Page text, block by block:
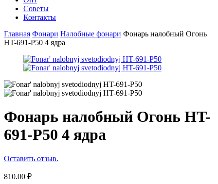
Советы
Контакты
Главная Фонари Налобные фонари Фонарь налобный Огонь
HT-691-P50 4 ядра
Фонарь налобный Огонь HT-
691-P50 4 ядра
Оставить отзыв.
810.00 ₽